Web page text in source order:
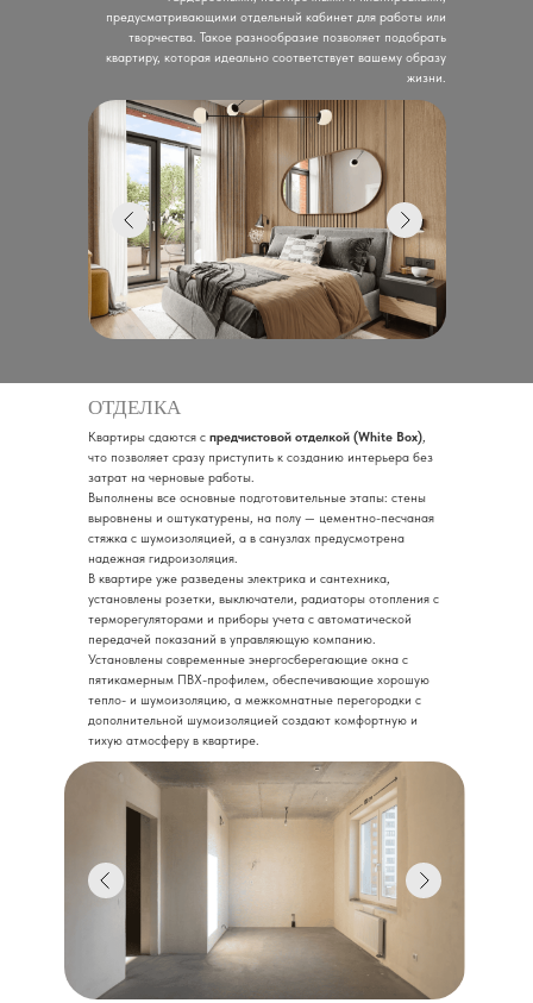
предусматривающими отдельный кабинет для работы или
творчества. Такое разнообразие позволяет подобрать
квартиру, которая идеально соответствует вашему образу
жизни.
Квартиры сдаются с предчистовой отделкой (White Box),
что позволяет сразу приступить к созданию интерьера без
затрат на черновые работы.
Выполнены все основные подготовительные этапы: стены
выровнены и оштукатурены, на полу — цементно-песчаная
стяжка с шумоизоляцией, а в санузлах предусмотрена
надежная гидроизоляция.
В квартире уже разведены электрика и сантехника,
установлены розетки, выключатели, радиаторы отопления с
терморегуляторами и приборы учета с автоматической
передачей показаний в управляющую компанию.
Установлены современные энергосберегающие окна с
пятикамерным ПВХ-профилем, обеспечивающие хорошую
тепло- и шумоизоляцию, а межкомнатные перегородки с
дополнительной шумоизоляцией создают комфортную и
тихую атмосферу в квартире.
ОТДЕЛКА